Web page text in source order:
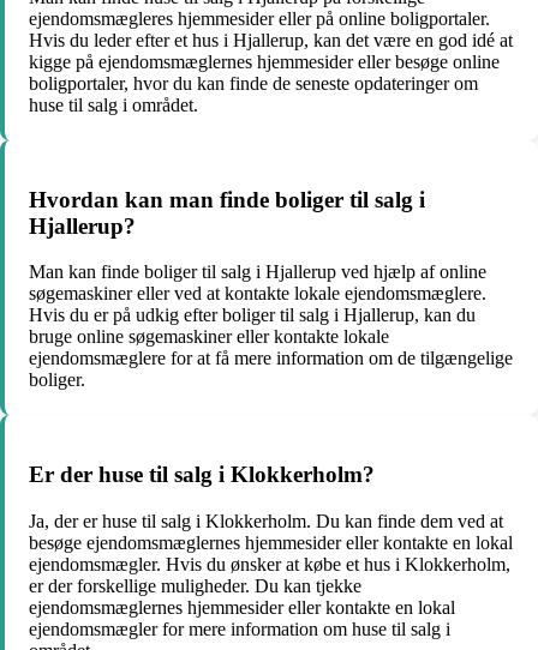
ejendomsmægleres hjemmesider eller på online boligportaler.
Hvis du leder efter et hus i Hjallerup, kan det være en god idé at
kigge på ejendomsmæglernes hjemmesider eller besøge online
boligportaler, hvor du kan finde de seneste opdateringer om
huse til salg i området.
Hvordan kan man finde boliger til salg i
Hjallerup?
Man kan finde boliger til salg i Hjallerup ved hjælp af online
søgemaskiner eller ved at kontakte lokale ejendomsmæglere.
Hvis du er på udkig efter boliger til salg i Hjallerup, kan du
bruge online søgemaskiner eller kontakte lokale
ejendomsmæglere for at få mere information om de tilgængelige
boliger.
Er der huse til salg i Klokkerholm?
Ja, der er huse til salg i Klokkerholm. Du kan finde dem ved at
besøge ejendomsmæglernes hjemmesider eller kontakte en lokal
ejendomsmægler. Hvis du ønsker at købe et hus i Klokkerholm,
er der forskellige muligheder. Du kan tjekke
ejendomsmæglernes hjemmesider eller kontakte en lokal
ejendomsmægler for mere information om huse til salg i